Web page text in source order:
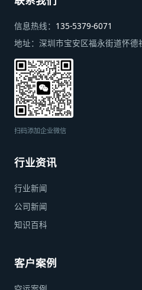
信息热线： 135-5379-6071
地址： 深圳市宝安区福永街道怀
扫码添加企业微信
行业资讯
行业新闻
公司新闻
知识百科
客户案例